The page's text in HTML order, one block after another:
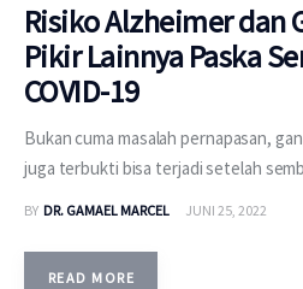
Untuk Bisnis
Untuk Anda
Mengapa Good Doctor
Berita
Risiko Alzheimer dan
Pikir Lainnya Paska
COVID-19
Bukan cuma masalah pernapasan,
juga terbukti bisa terjadi setelah
BY DR. GAMAEL MARCEL JUNI 25, 2022
READ MORE